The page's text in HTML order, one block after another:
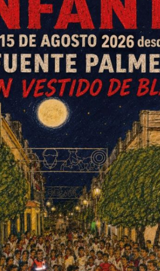
viernes oficialmente las
oficial en
una actuación
(CINCO, S.A.) con la